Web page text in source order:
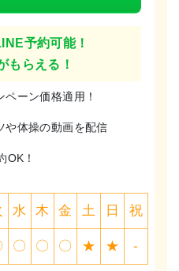
予約可能！
もらえる！
ーン価格適用！
や体操の動画を配信
OK！
水 木 金 土 日 祝
〇 〇 〇 ★ ★ -